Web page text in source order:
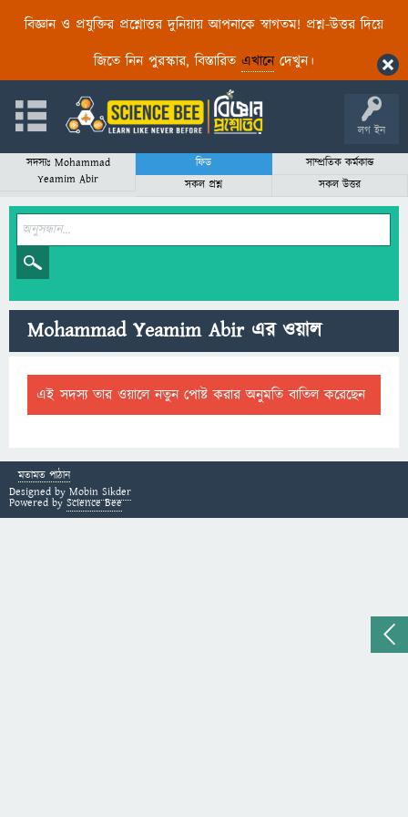
বিজ্ঞান ও প্রযুক্তির প্রশ্নোত্তর দুনিয়ায় আপনাকে স্বাগতম! প্রশ্ন-উত্তর দিয়ে
জিতে নিন পুরস্কার, বিস্তারিত এখানেদেখুন।
লগ ইন
সদস্যঃ Mohammad
Yeamim Abir
ফিড
সাম্প্রতিক কর্মকান্ড
সকল প্রশ্ন
সকল উত্তর
Mohammad Yeamim Abir এর ওয়াল
এই সদস্য তার ওয়ালে নতুন পোষ্ট করার অনুমতি বাতিল করেছেন
মতামত পাঠান
Designed by Mobin Sikder
Powered by Science Bee